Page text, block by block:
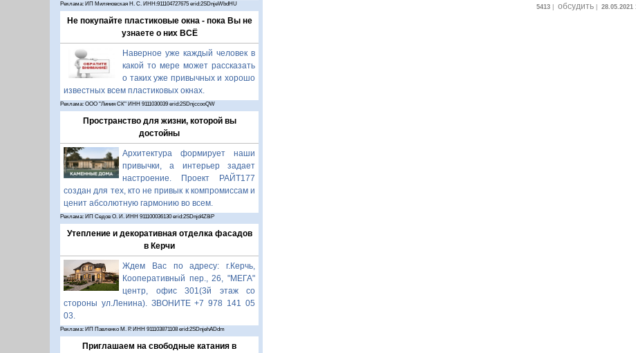
Реклама: ИП Миляновская Н. С. ИНН:911104727675 erid:2SDnjeWbdHU
Не покупайте пластиковые окна - пока Вы не
узнаете о них ВСЁ
Наверное уже каждый человек в
какой то мере может рассказать
о таких уже привычных и хорошо
известных всем пластиковых окнах.
Реклама: ООО "Линия СК" ИНН 9111030039 erid:2SDnjccooQW
Пространство для жизни, которой вы
достойны
Архитектура формирует наши
привычки, а интерьер задает
настроение. Проект РАЙТ177
создан для тех, кто не привык к компромиссам и
ценит абсолютную гармонию во всем.
Реклама: ИП Седов О. И. ИНН 911100036130 erid:2SDnjd4Z8iP
Утепление и декоративная отделка фасадов
в Керчи
Ждем Вас по адресу: г.Керчь,
Кооперативный пер., 26, "МЕГА"
центр, офис 301(3й этаж со
стороны ул.Ленина). ЗВОНИТЕ +7 978 141 05
03.
Реклама: ИП Павленко М. Р. ИНН 911103871108 erid:2SDnjehADdm
Приглашаем на свободные катания в
5413| обсудить| 28.05.2021